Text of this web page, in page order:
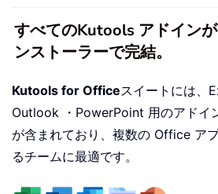
すべてのKutools アドイン
ンストーラーで完結。
Kutools for Officeスイートには、
Outlook ・PowerPoint 用のアドイ
が含まれており、複数の Office ア
るチームに最適です。